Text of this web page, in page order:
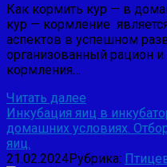
Как кормить кур — в
кур — кормление
аспектов в успешном
организованный рацион
кормления…
Читать далее
Инкубация яиц в
домашних условиях.
яиц.
21.02.2024Рубрика: